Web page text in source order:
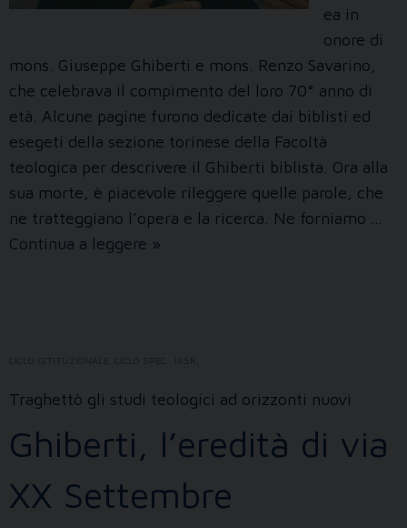
ea in
onore di
mons. Giuseppe Ghiberti e mons. Renzo Savarino,
che celebrava il compimento del loro 70° anno di
età. Alcune pagine furono dedicate dai biblisti ed
esegeti della sezione torinese della Facoltà
teologica per descrivere il Ghiberti biblista. Ora alla
sua morte, è piacevole rileggere quelle parole, che
ne tratteggiano l’opera e la ricerca. Ne forniamo …
Continua a leggere L’impegno
»
CICLO ISTITUZIONALE
Traghettò gli studi teologici ad orizzonti nuovi
Ghiberti, l’eredità di via
XX Settembre